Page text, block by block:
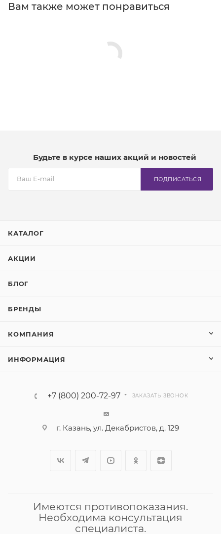
Вам также может понравиться
Будьте в курсе наших акций и новостей
ПОДПИСАТЬСЯ
КАТАЛОГ
АКЦИИ
БЛОГ
БРЕНДЫ
КОМПАНИЯ
ИНФОРМАЦИЯ
+7 (800) 200-72-97 ЗАКАЗАТЬ ЗВОНОК
г. Казань, ул. Декабристов, д. 129
Имеются противопоказания.
Необходима консультация
специалиста.